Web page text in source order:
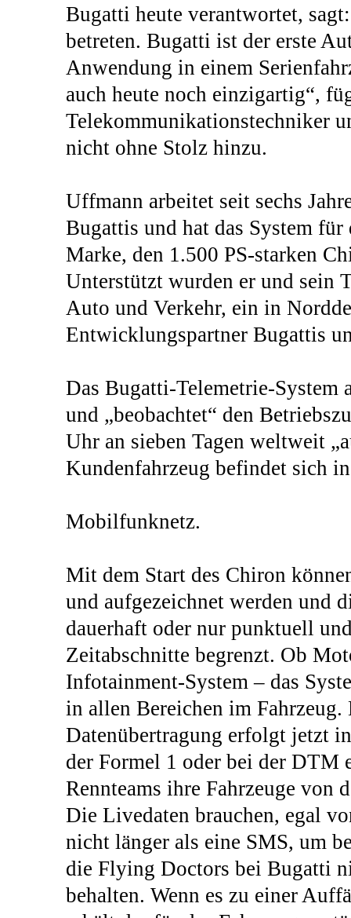
Bugatti heute verantwortet,
betreten. Bugatti ist der erste
Anwendung in einem
auch heute noch einzigartig“,
Telekommunikationstechniker
nicht ohne Stolz hinzu.
Uffmann arbeitet seit sechs
Bugattis und hat das System für
Marke, den 1.500 PS-starken
Unterstützt wurden er und sein
Auto und Verkehr, ein in
Entwicklungspartner Bugattis
Das Bugatti-Telemetrie-
und „beobachtet“ den
Uhr an sieben Tagen weltweit
Kundenfahrzeug befindet sich
Mobilfunknetz.
Mit dem Start des Chiron
und aufgezeichnet werden und
dauerhaft oder nur punktuell
Zeitabschnitte begrenzt. Ob
Infotainment-System – das
in allen Bereichen im
Datenübertragung erfolgt jetzt
der Formel 1 oder bei der DTM
Rennteams ihre Fahrzeuge von
Die Livedaten brauchen, egal
nicht länger als eine SMS, um
die Flying Doctors bei Bugatti
behalten. Wenn es zu einer